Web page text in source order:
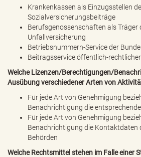
Krankenkassen als Einzugsstellen
Sozialversicherungsbeiträge
Berufsgenossenschaften als Träger
Unfallversicherung
Betriebsnummern-Service der
Beitragsservice öffentlich-
Welche Lizenzen/Berechtigungen/
Ausübung verschiedener Arten von
Für jede Art von Genehmigung
Benachrichtigung die
Für jede Art von Genehmigung
Benachrichtigung die Kontaktdaten
Behörden
Welche Rechtsmittel stehen im Falle einer